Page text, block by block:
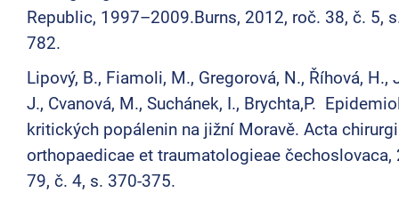
Republic, 1997–2009.Burns, 2012, roč. 38, č. 5,
782.
Lipový, B., Fiamoli, M., Gregorová, N., Říhová, H.,
J., Cvanová, M., Suchánek, I., Brychta,P.
kritických popálenin na jižní Moravě. Acta
orthopaedicae et traumatologieae čechoslovaca,
79, č. 4, s. 370-375.